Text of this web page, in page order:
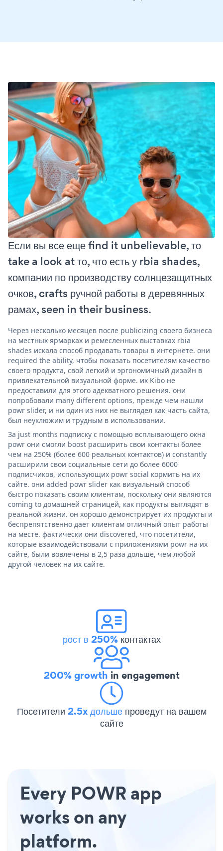
Если вы все еще find it unbelievable, то
take a look at то, что есть у rbia shades,
компании по производству солнцезащитных
очков, crafts ручной работы в деревянных
рамах, seen in their business.
Через несколько месяцев после publicizing своего бизнеса
на местных ярмарках и ремесленных выставках rbia
shades искала способ продавать товары в интернете. они
required the ability, чтобы показать посетителям качество
своего продукта, свой легкий и эргономичный дизайн в
привлекательной визуальной форме. их Kibo не
предоставили для этого адекватного решения. они
попробовали many different options, прежде чем нашли
powr slider, и ни один из них не выглядел как часть сайта,
был неуклюжим и трудным в использовании.
За just months подписку с помощью всплывающего окна
powr они смогли boost расширить свои контакты более
чем на 250% (более 600 реальных контактов) и constantly
расширили свои социальные сети до более 6000
подписчиков, использующих powr social кормить на их
сайте. они added powr slider как визуальный способ
быстро показать своим клиентам, поскольку они являются
coming to домашней страницей, как продукты выглядят в
реальной жизни. он хорошо демонстрирует их продукты и
беспрепятственно дает клиентам отличный опыт работы
на месте. фактически они discovered, что посетители,
которые взаимодействовали с приложениями powr на их
сайте, были вовлечены в 2,5 раза дольше, чем любой
другой человек на их сайте.
рост в 250%контактах
200% growth in engagement
Посетители 2.5x дольше проведут на вашем
сайте
Every POWR app
works on any
platform.